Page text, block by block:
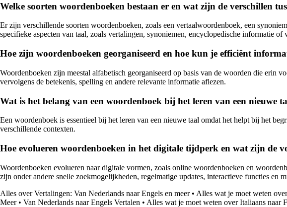
Welke soorten woordenboeken bestaan er en wat zijn de verschillen
Er zijn verschillende soorten woordenboeken, zoals een vertaalwoordenboek, een
specifieke aspecten van taal, zoals vertalingen, synoniemen, encyclopedische informatie
Hoe zijn woordenboeken georganiseerd en hoe kun je efficiënt
Woordenboeken zijn meestal alfabetisch georganiseerd op basis van de woorden die erin
vervolgens de betekenis, spelling en andere relevante informatie aflezen.
Wat is het belang van een woordenboek bij het leren van een nieuwe
Een woordenboek is essentieel bij het leren van een nieuwe taal omdat het helpt bij het
verschillende contexten.
Hoe evolueren woordenboeken in het digitale tijdperk en wat zijn de
Woordenboeken evolueren naar digitale vormen, zoals online woordenboeken en
zijn onder andere snelle zoekmogelijkheden, regelmatige updates, interactieve functies en
Alles over Vertalingen: Van Nederlands naar Engels en meer• Alles wat je moet weten
Meer• Van Nederlands naar Engels Vertalen • Alles wat je moet weten over Italiaans naar